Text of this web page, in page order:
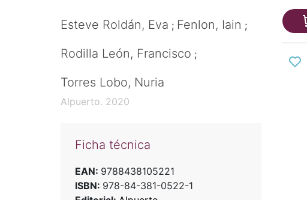
Esteve Roldán, Eva ; Fenlon, Iain ;
Rodilla León, Francisco ;
Torres Lobo, Nuria
Alpuerto. 2020
Ficha técnica
EAN: 9788438105221
ISBN: 978-84-381-0522-1